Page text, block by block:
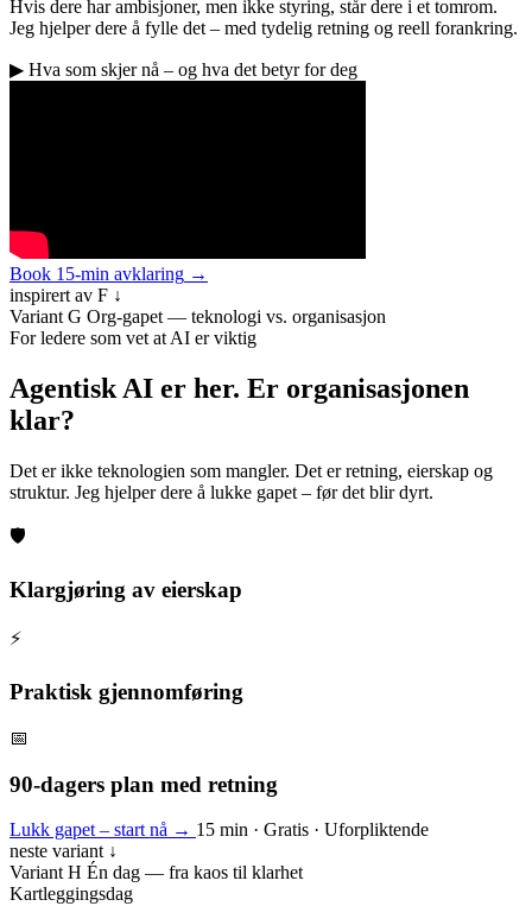
Hvis dere har ambisjoner, men ikke styring, står dere i et tomrom.
Jeg hjelper dere å fylle det – med tydelig retning og reell forankring.
▶ Hva som skjer nå – og hva det betyr for deg
Book 15-min avklaring →
inspirert av F ↓
Variant G Org-gapet — teknologi vs. organisasjon
For ledere som vet at AI er viktig
Agentisk AI er her. Er organisasjonen
klar?
Det er ikke teknologien som mangler. Det er retning, eierskap og
struktur. Jeg hjelper dere å lukke gapet – før det blir dyrt.
🛡️
Klargjøring av eierskap
⚡
Praktisk gjennomføring
📅
90-dagers plan med retning
Lukk gapet – start nå → 15 min · Gratis · Uforpliktende
neste variant ↓
Variant H Én dag — fra kaos til klarhet
Kartleggingsdag